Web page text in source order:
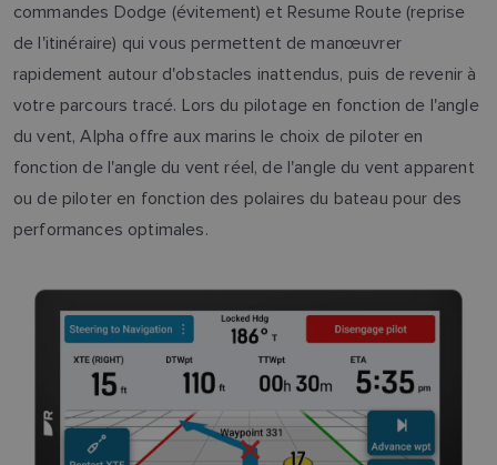
commandes Dodge (évitement) et Resume Route (reprise
de l'itinéraire) qui vous permettent de manœuvrer
rapidement autour d'obstacles inattendus, puis de revenir à
votre parcours tracé. Lors du pilotage en fonction de l'angle
du vent, Alpha offre aux marins le choix de piloter en
fonction de l'angle du vent réel, de l'angle du vent apparent
ou de piloter en fonction des polaires du bateau pour des
performances optimales.